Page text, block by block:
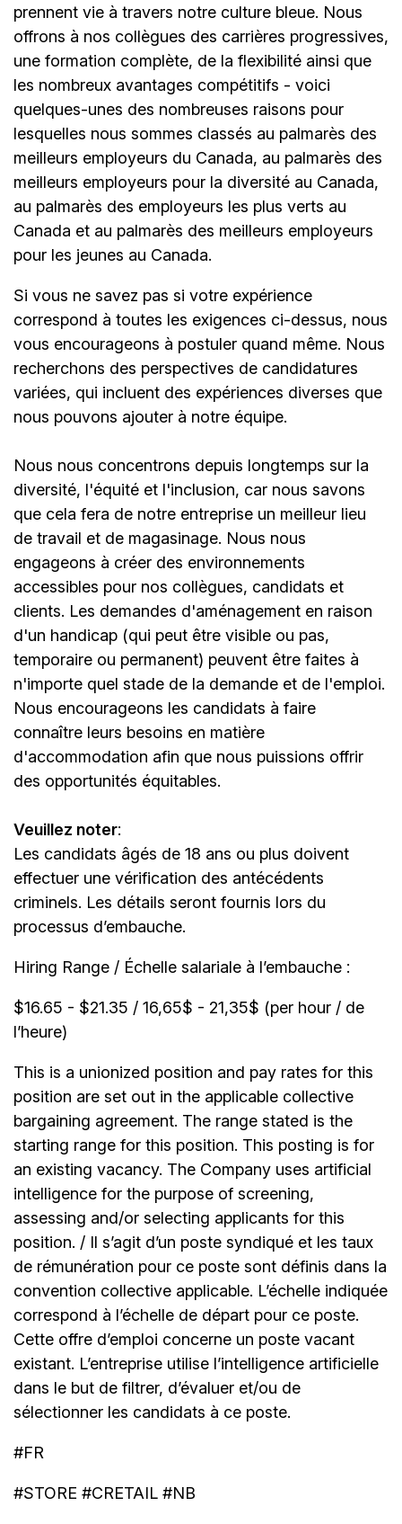
prennent vie à travers notre culture bleue. Nous
offrons à nos collègues des carrières progressives,
une formation complète, de la flexibilité ainsi que
les nombreux avantages compétitifs - voici
quelques-unes des nombreuses raisons pour
lesquelles nous sommes classés au palmarès des
meilleurs employeurs du Canada, au palmarès des
meilleurs employeurs pour la diversité au Canada,
au palmarès des employeurs les plus verts au
Canada et au palmarès des meilleurs employeurs
pour les jeunes au Canada.
Si vous ne savez pas si votre expérience
correspond à toutes les exigences ci-dessus, nous
vous encourageons à postuler quand même. Nous
recherchons des perspectives de candidatures
variées, qui incluent des expériences diverses que
nous pouvons ajouter à notre équipe.
Nous nous concentrons depuis longtemps sur la
diversité, l'équité et l'inclusion, car nous savons
que cela fera de notre entreprise un meilleur lieu
de travail et de magasinage. Nous nous
engageons à créer des environnements
accessibles pour nos collègues, candidats et
clients. Les demandes d'aménagement en raison
d'un handicap (qui peut être visible ou pas,
temporaire ou permanent) peuvent être faites à
n'importe quel stade de la demande et de l'emploi.
Nous encourageons les candidats à faire
connaître leurs besoins en matière
d'accommodation afin que nous puissions offrir
des opportunités équitables.
Veuillez noter:
Les candidats âgés de 18 ans ou plus doivent
effectuer une vérification des antécédents
criminels. Les détails seront fournis lors du
processus d’embauche.
Hiring Range / Échelle salariale à l’embauche :
$16.65 - $21.35 / 16,65$ - 21,35$ (per hour / de
l’heure)
This is a unionized position and pay rates for this
position are set out in the applicable collective
bargaining agreement. The range stated is the
starting range for this position. This posting is for
an existing vacancy. The Company uses artificial
intelligence for the purpose of screening,
assessing and/or selecting applicants for this
position. / Il s’agit d’un poste syndiqué et les taux
de rémunération pour ce poste sont définis dans la
convention collective applicable. L’échelle indiquée
correspond à l’échelle de départ pour ce poste.
Cette offre d’emploi concerne un poste vacant
existant. L’entreprise utilise l’intelligence artificielle
dans le but de filtrer, d’évaluer et/ou de
sélectionner les candidats à ce poste.
#FR
#STORE #CRETAIL #NB